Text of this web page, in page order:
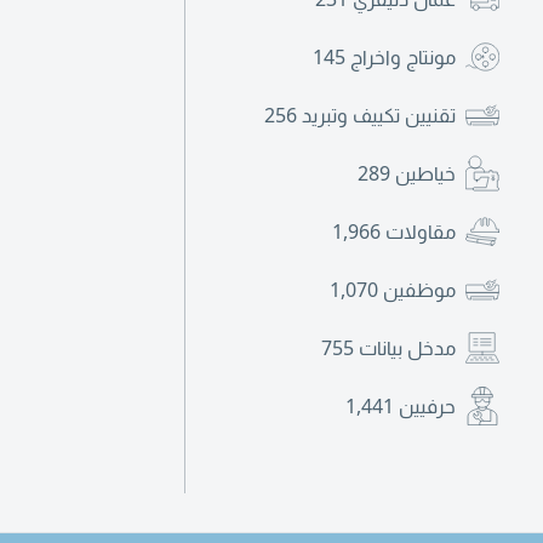
مونتاج واخراج 145
تقنيين تكييف وتبريد256
خياطين 289
مقاولات 1,966
موظفين 1,070
مدخل بيانات 755
حرفيين 1,441